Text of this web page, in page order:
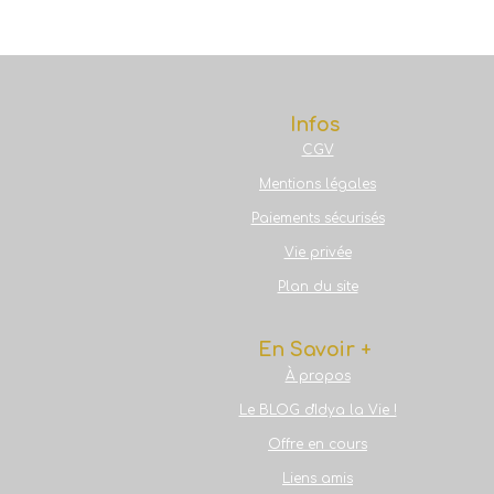
Infos
CGV
Mentions légales
Paiements sécurisés
Vie privée
Plan du site
En Savoir +
À propos
Le BLOG d'Idya la Vie !
Offre en cours
Liens amis